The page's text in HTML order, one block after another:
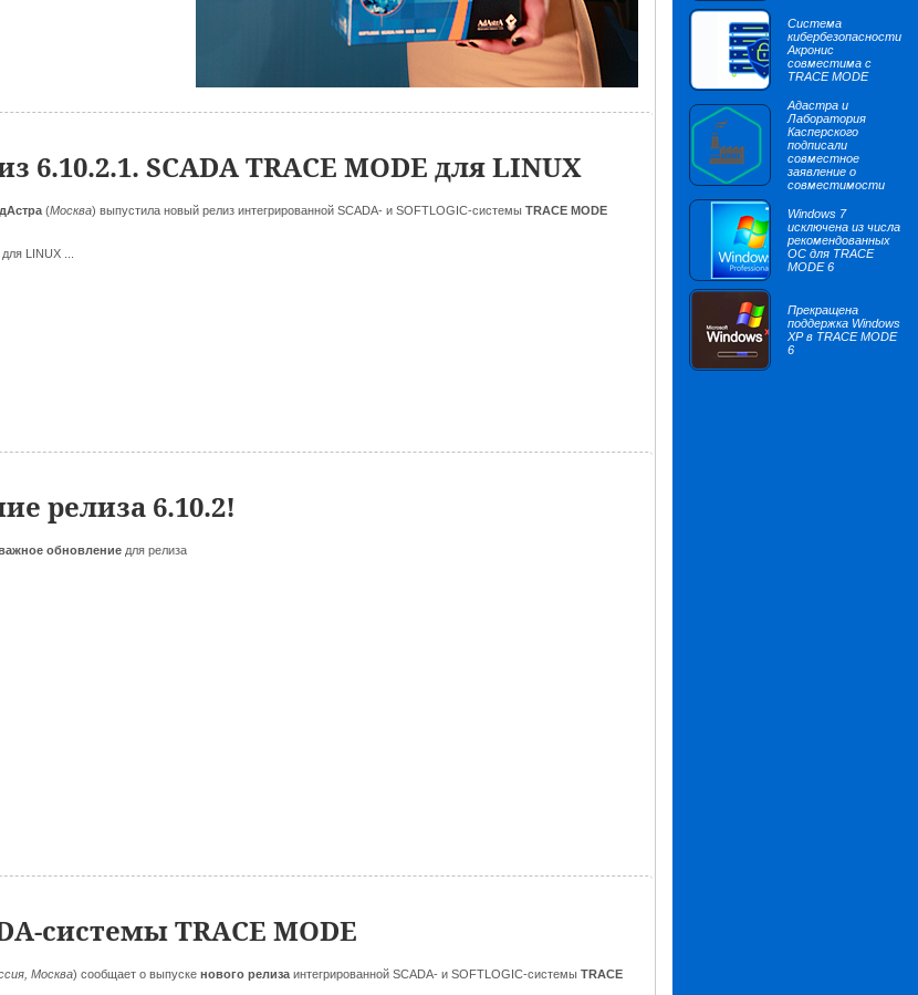
6.10.2.1. SCADA TRACE MODE для LINUX
(Москва) выпустила новый релиз интегрированной SCADA- и SOFTLOGIC-системы TRACE MODE
LINUX ...
релиза 6.10.2!
обновление для релиза
системы TRACE MODE
Москва) сообщает о выпуске нового релиза интегрированной SCADA- и SOFTLOGIC-системы TRACE
Система
кибербезопасности
Акронис
совместима с
TRACE MODE
Адастра и
Лаборатория
Касперского
подписали
совместное
заявление о
совместимости
Windows 7
исключена из числа
рекомендованных
ОС для TRACE
MODE 6
Прекращена
поддержка Windows
XP в TRACE MODE
6